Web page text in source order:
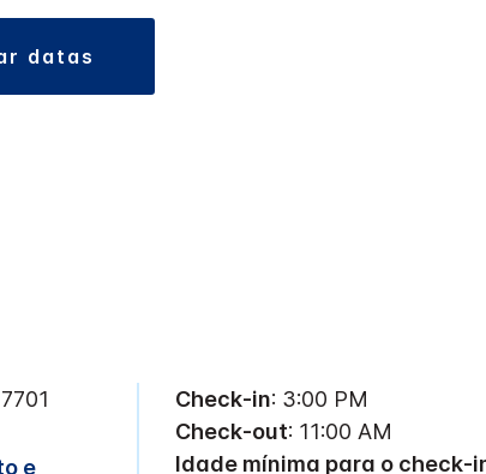
datas
e
Check-in: 3:00 PM
Check-out: 11:00 AM
Idade mínima para o check-